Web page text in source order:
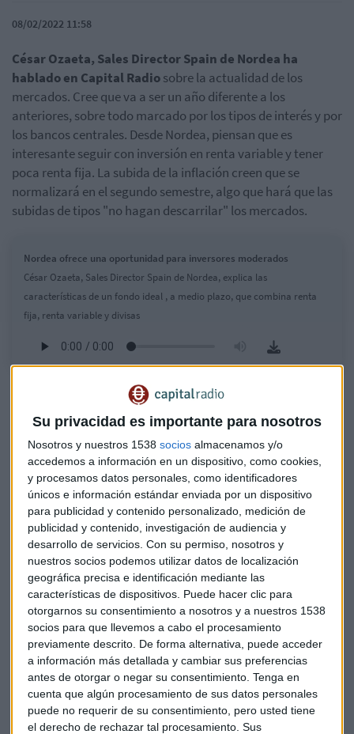
Su privacidad es importante para nosotros
Nosotros y nuestros 1538 socios almacenamos y/o
accedemos a información en un dispositivo, como cookies,
y procesamos datos personales, como identificadores
únicos e información estándar enviada por un dispositivo
para publicidad y contenido personalizado, medición de
publicidad y contenido, investigación de audiencia y
desarrollo de servicios. Con su permiso, nosotros y
nuestros socios podemos utilizar datos de localización
geográfica precisa e identificación mediante las
características de dispositivos. Puede hacer clic para
otorgarnos su consentimiento a nosotros y a nuestros 1538
socios para que llevemos a cabo el procesamiento
previamente descrito. De forma alternativa, puede acceder
a información más detallada y cambiar sus preferencias
antes de otorgar o negar su consentimiento. Tenga en
cuenta que algún procesamiento de sus datos personales
puede no requerir de su consentimiento, pero usted tiene
el derecho de rechazar tal procesamiento. Sus
08/02/2022 11:58
César Ozaeta, Sales Director Spain de Nordea ha
hablado en Capital Radiosobre la actualidad de los
mercados. Cree que va a ser un año diferente a los
anteriores, sobre todo marcado por los tipos de interés y por
los bancos centrales. Desde Nordea, piensan que es
interesante seguir con inversión en renta variable y tener
poca renta fija. La subida de la inflación creen que se
normalizará en el segundo semestre, algo que hará que las
subidas de tipos "no hagan descarrilar" los mercados.
Nordea ofrece una oportunidad para inversores moderados
César Ozaeta, Sales Director Spain de Nordea, explica las
características de un fondo ideal , a medio plazo, que combina renta
fija, renta variable y divisas
Nordea 1 - Stable Return Fund
César Ozaeta explica las características del fondoNordea 1
- Stable Return Fund.Lo recomienda para inversores
moderados, a medio plazo. Es un fondo que invierte en
renta variable, en renta fija y en divisas.Su objetivo es
aspirar a una rentabilidad de Euribor +4% bruto a lo largo
de un ciclo económico, además de preservar capital.
La estrategia de este fondo es construir una cartera
equilibradaque navegue por los diferentes entornos y
sobre todo, que tenga diferentes fuentes de diversificación.
En la parte de renta variable, invierte en compañías
estables, en sectores como salud, consumo básico o
tecnología. Ante las caídas de los mercados,desde Nordea
han buscado una alternativa para protegerse. En años
anteriores, esa protección se realizaba con la renta fija, sin
embargo, en la actualidad la logran mediante lasdivisas